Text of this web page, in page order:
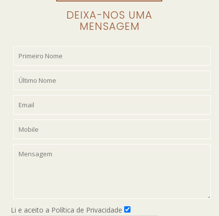
DEIXA-NOS UMA
MENSAGEM
Li e aceito a Política de Privacidade